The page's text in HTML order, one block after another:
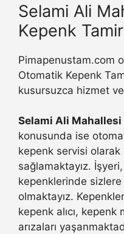
Selami Ali
Kepenk
Pimapenustam.com
Otomatik Kepenk
kusursuzca hizmet
Selami Ali
konusunda ise
kepenk servisi
sağlamaktayız.
kepenklerinde sizlere
olmaktayız.
kepenk alıcı,
arızaları